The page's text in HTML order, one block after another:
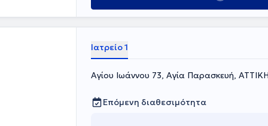
Ιατρείο 1
Αγίου Ιωάννου 73, Αγία Παρασκευή, ΑΤΤΙΚΗ
Επόμενη διαθεσιμότητα